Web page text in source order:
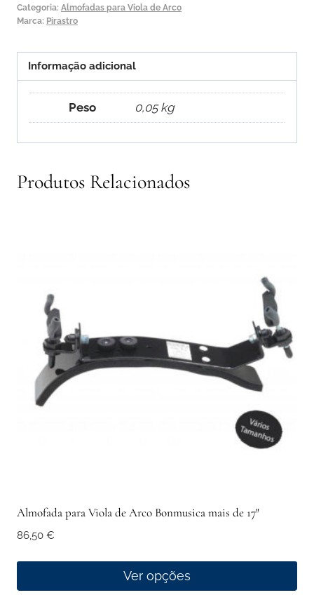
Categoria: Almofadas para Viola de Arco
Marca: Pirastro
Informação adicional
Peso 0,05 kg
Produtos Relacionados
Almofada para Viola de Arco Bonmusica mais de 17″
86,50 €
Ver opções